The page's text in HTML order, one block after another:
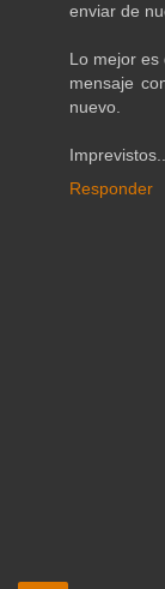
enviar de
Lo mejor es
mensaje
nuevo.
Imprevistos...
Responder